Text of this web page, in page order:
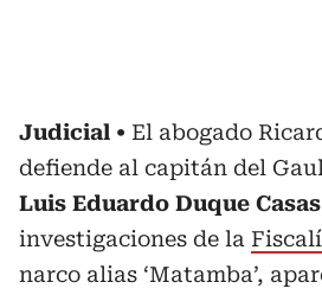
Judicial
El abogado
defiende al capitán del
Luis Eduardo Duque Casas
investigaciones de la
narco alias ‘Matamba’,